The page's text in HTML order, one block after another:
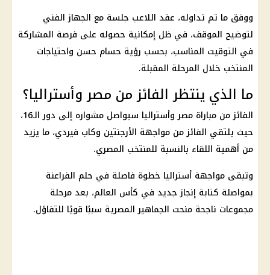
ووفق ما تم تداوله، عقد اللاعب جلسة مع الجهاز الفني
لتوضيح الموقف، في ظل إمكانية حصوله على فرصة المشاركة
في التوقيت المناسب، بحسب رؤية حسام حسن واحتياجات
المنتخب خلال المرحلة المقبلة.
ما الذي ينتظر الفائز من مصر وأستراليا؟
الفائز من مباراة مصر وأستراليا
سيواصل مشواره إلى دور الـ16،
حيث يلتقي الفائز من مواجهة الأرجنتين وكاب فيردي، ما يزيد
من أهمية اللقاء بالنسبة للمنتخب المصري.
وتبقى مواجهة أستراليا خطوة فاصلة في حلم الفراعنة
بمواصلة كتابة إنجاز جديد في كأس العالم، بعد مرحلة
مجموعات ناجحة منحت الجماهير المصرية سببًا قويًا للتفاؤل.